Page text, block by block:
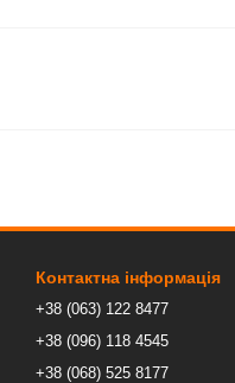
Контактна інформація
+38 (063) 122 8477
+38 (096) 118 4545
+38 (068) 525 8177